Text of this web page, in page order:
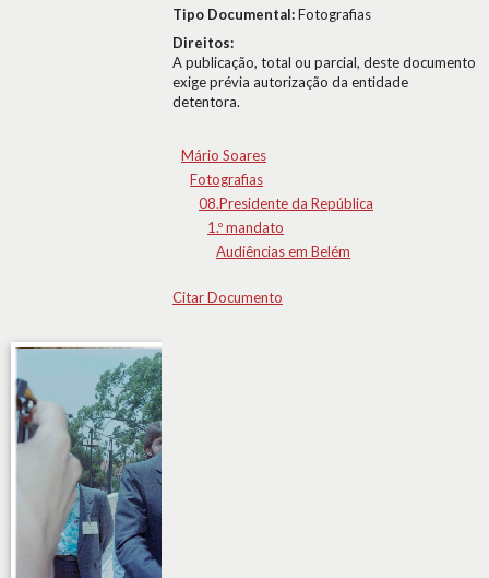
Tipo Documental:Fotografias
Direitos:
A publicação, total ou parcial, deste documento
exige prévia autorização da entidade
detentora.
Mário Soares
Fotografias
08.Presidente da República
1.º mandato
Audiências em Belém
Citar Documento